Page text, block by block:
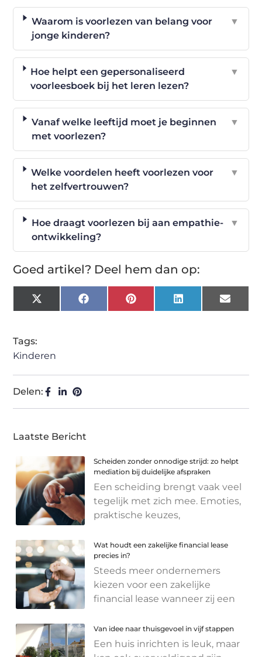
Waarom is voorlezen van belang voor
jonge kinderen?
▼
Hoe helpt een gepersonaliseerd
voorleesboek bij het leren lezen?
▼
Vanaf welke leeftijd moet je beginnen
met voorlezen?
▼
Welke voordelen heeft voorlezen voor
het zelfvertrouwen?
▼
Hoe draagt voorlezen bij aan empathie-
ontwikkeling?
▼
Goed artikel? Deel hem dan op:
X
(Twitter)
FacebookPinterest LinkedIn Email
Tags:
Kinderen
Delen:
Laatste Bericht
Scheiden zonder onnodige strijd: zo helpt
mediation bij duidelijke afspraken
Een scheiding brengt vaak veel
tegelijk met zich mee. Emoties,
praktische keuzes,
Wat houdt een zakelijke financial lease
precies in?
Steeds meer ondernemers
kiezen voor een zakelijke
financial lease wanneer zij een
Van idee naar thuisgevoel in vijf stappen
Een huis inrichten is leuk, maar